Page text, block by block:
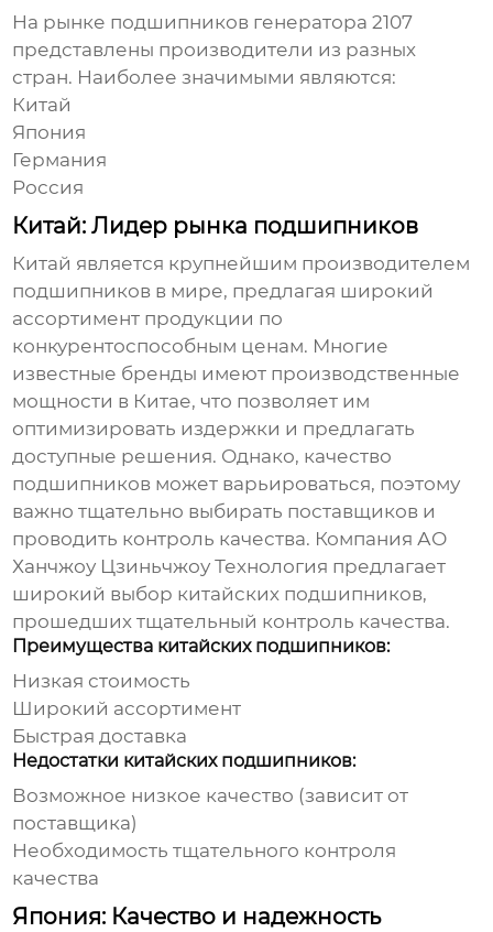
На рынке подшипников генератора 2107
представлены производители из разных
стран. Наиболее значимыми являются:
Китай
Япония
Германия
Россия
Китай: Лидер рынка подшипников
Китай является крупнейшим производителем
подшипников в мире, предлагая широкий
ассортимент продукции по
конкурентоспособным ценам. Многие
известные бренды имеют производственные
мощности в Китае, что позволяет им
оптимизировать издержки и предлагать
доступные решения. Однако, качество
подшипников может варьироваться, поэтому
важно тщательно выбирать поставщиков и
проводить контроль качества. КомпанияАО
Ханчжоу Цзиньчжоу Технология предлагает
широкий выбор китайских подшипников,
прошедших тщательный контроль качества.
Преимущества китайских подшипников:
Низкая стоимость
Широкий ассортимент
Быстрая доставка
Недостатки китайских подшипников:
Возможное низкое качество (зависит от
поставщика)
Необходимость тщательного контроля
качества
Япония: Качество и надежность